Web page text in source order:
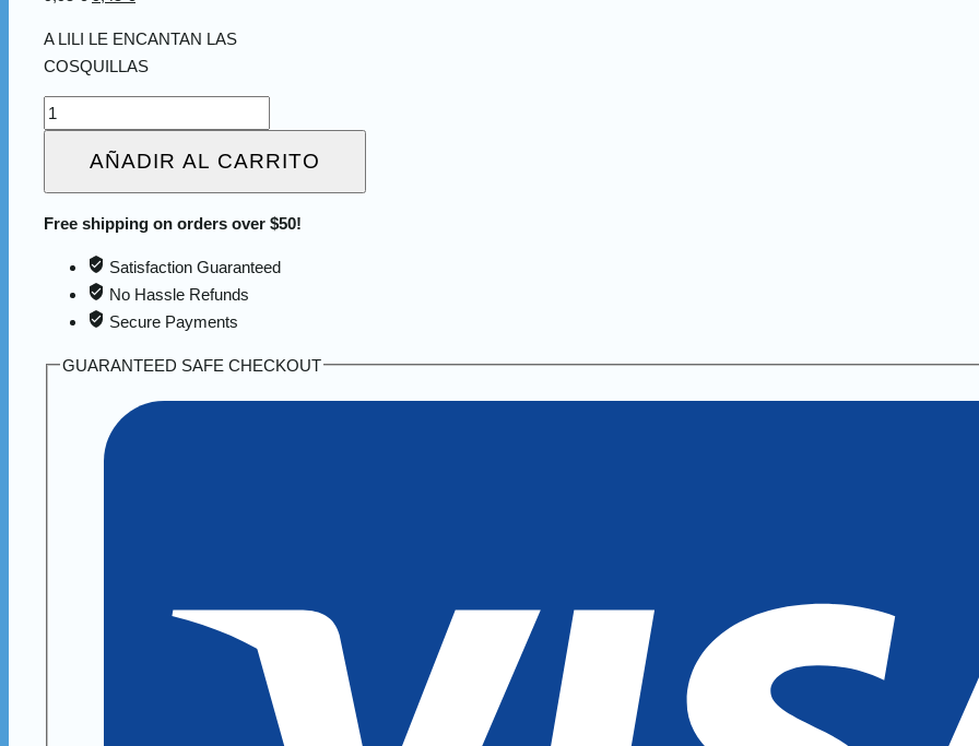
original
era:
9,95 €.
actual
es:
9,45 €.
A LILI LE ENCANTAN LAS
COSQUILLAS
A
LILI
ENCANTAN
LAS
cantidad
AÑADIR AL CARRITO
Free shipping on orders over $50!
Satisfaction Guaranteed
No Hassle Refunds
Secure Payments
GUARANTEED SAFE CHECKOUT